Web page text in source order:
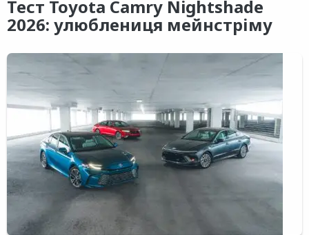
Тест Toyota Camry Nightshade
2026: улюблениця мейнстріму